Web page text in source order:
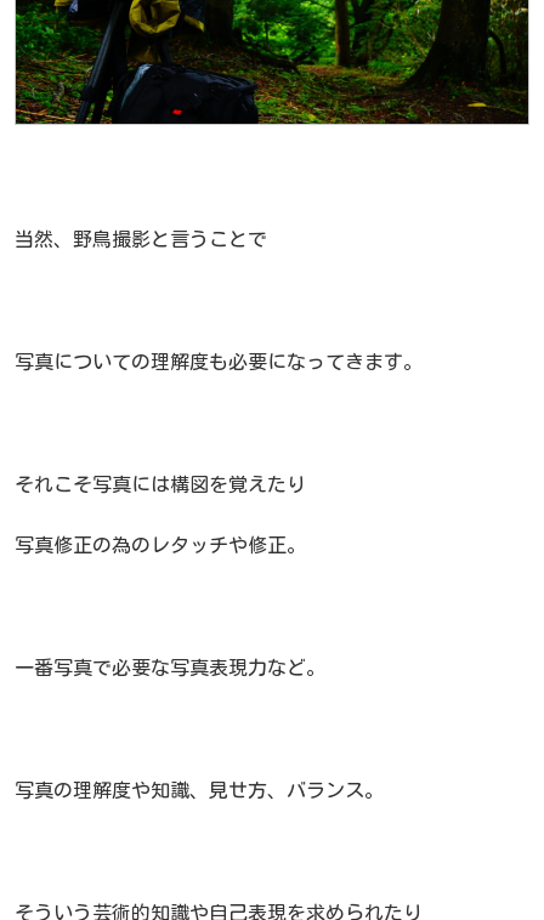
当然、野鳥撮影と言うことで
写真についての理解度も必要になってきます。
それこそ写真には構図を覚えたり
写真修正の為のレタッチや修正。
一番写真で必要な写真表現力など。
写真の理解度や知識、見せ方、バランス。
そういう芸術的知識や自己表現を求められたり